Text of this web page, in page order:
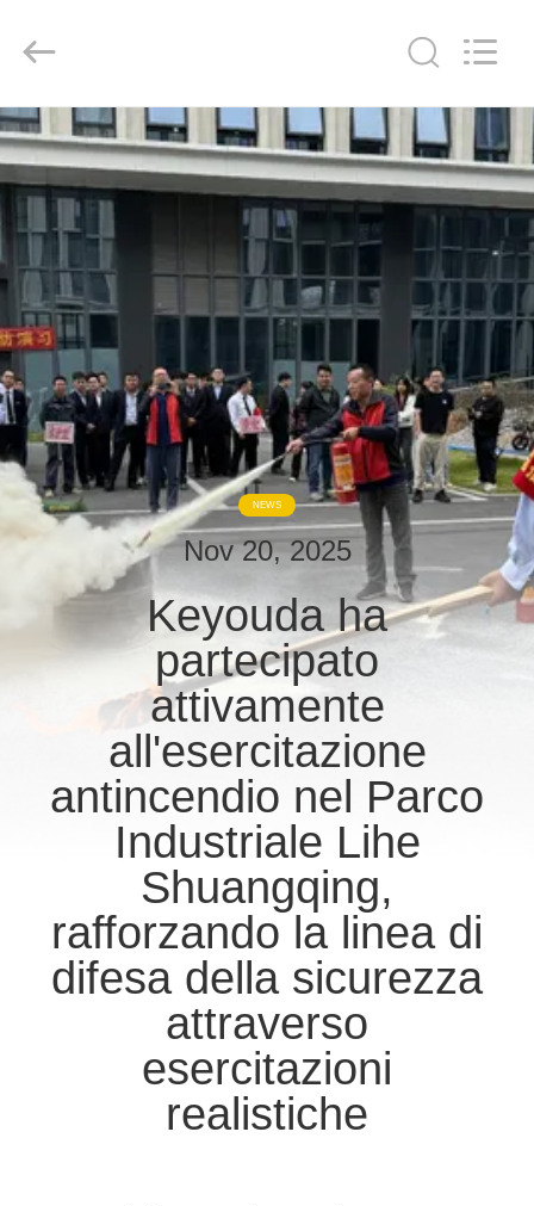
CASA
PRODOTTI
MOSTRA
VR
CIRCA
NOI
GIRO
DELLA
FABBRICA
CONTROLLO
QUALITÀ
CONTATTICI
RICHIEDA
UNA
CITAZIONE
Technology
Co.,ltd.
NEWS
Nov 20, 2025
Keyouda ha
partecipato
attivamente
all'esercitazione
antincendio nel Parco
Industriale Lihe
Shuangqing,
rafforzando la linea di
difesa della sicurezza
attraverso
esercitazioni
realistiche